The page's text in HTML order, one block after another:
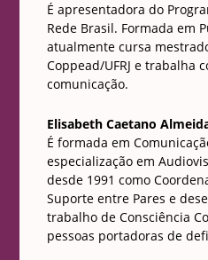
É apresentadora do
Rede Brasil. Formada em
atualmente cursa
Coppead/UFRJ e trabalha
comunicação.
Elisabeth Caetano
É formada em
especialização em
desde 1991 como
Suporte entre Pares e
trabalho de Consciência
pessoas portadoras de